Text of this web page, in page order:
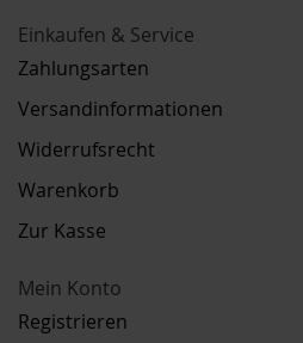
Einkaufen & Service
Zahlungsarten
Versandinformationen
Widerrufsrecht
Warenkorb
Zur Kasse
Mein Konto
Registrieren